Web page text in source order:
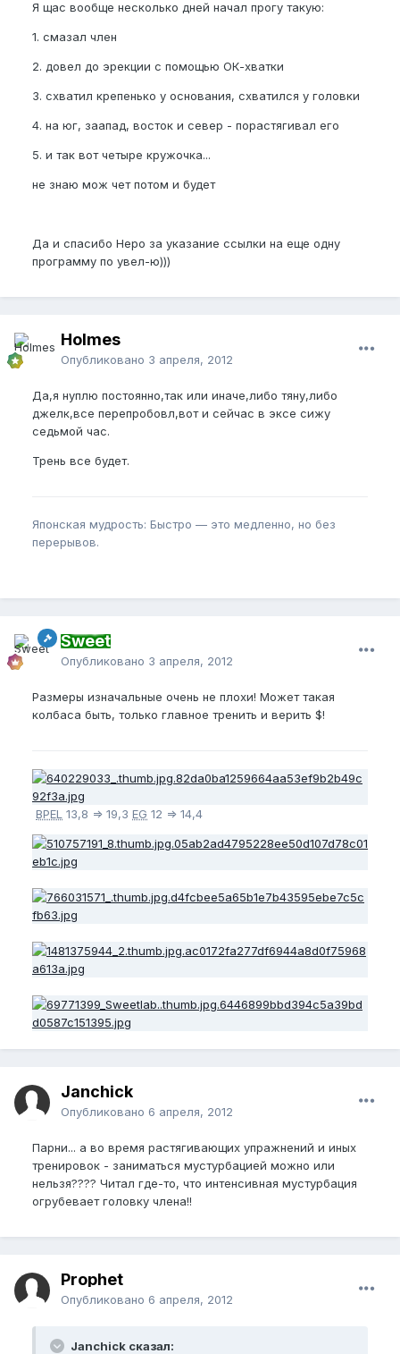
Я щас вообще несколько дней начал прогу такую:
1. смазал член
2. довел до эрекции с помощью ОК-хватки
3. схватил крепенько у основания, схватился у головки
4. на юг, заапад, восток и север - порастягивал его
5. и так вот четыре кружочка...
не знаю мож чет потом и будет
Да и спасибо Неро за указание ссылки на еще одну
программу по увел-ю)))
Holmes
Опубликовано 3 апреля, 2012
Да,я нуплю постоянно,так или иначе,либо тяну,либо
джелк,все перепробовл,вот и сейчас в эксе сижу
седьмой час.
Трень все будет.
Японская мудрость: Быстро — это медленно, но без
перерывов.
Sweet
Опубликовано 3 апреля, 2012
Размеры изначальные очень не плохи! Может такая
колбаса быть, только главное тренить и верить $!
BPEL 13,8 => 19,3 EG 12 => 14,4
Janchick
Опубликовано 6 апреля, 2012
Парни... а во время растягивающих упражнений и иных
тренировок - заниматься мустурбацией можно или
нельзя???? Читал где-то, что интенсивная мустурбация
огрубевает головку члена!!
Prophet
Опубликовано 6 апреля, 2012
Janchick сказал: